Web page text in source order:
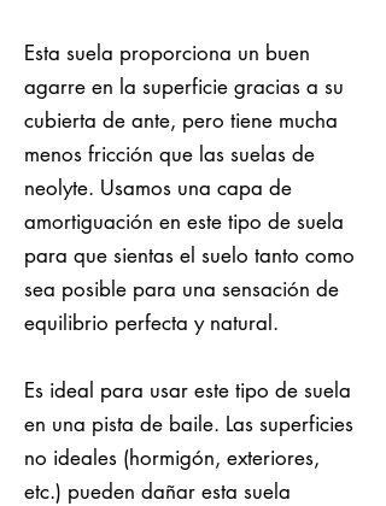
Esta suela proporciona un buen
agarre en la superficie gracias a su
cubierta de ante, pero tiene mucha
menos fricción que las suelas de
neolyte. Usamos una capa de
amortiguación en este tipo de suela
para que sientas el suelo tanto como
sea posible para una sensación de
equilibrio perfecta y natural.
Es ideal para usar este tipo de suela
en una pista de baile. Las superficies
no ideales (hormigón, exteriores,
etc.) pueden dañar esta suela